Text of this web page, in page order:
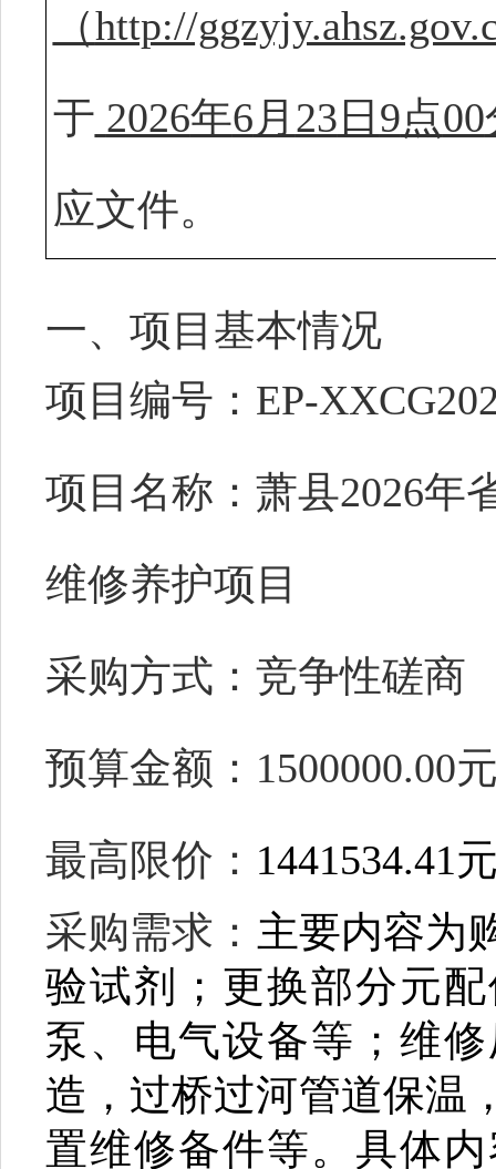
（http://
于 2026年6月 23 日 9点00
应文件。
一、项目基本情况
项目编号： EP-
项目名称： 萧县2026年
维修养护项目
采购方式：竞争性磋商
预算金额： 1500000.00
最高限价 ： 1441534.41
采购需求 ： 主要内容为
验试剂；更换部分元
泵、电气设备等；维
造，过桥过河管道保温
置维修备件等。具体